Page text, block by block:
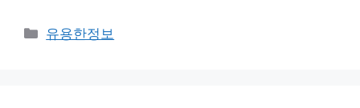
Categories
유용한정보